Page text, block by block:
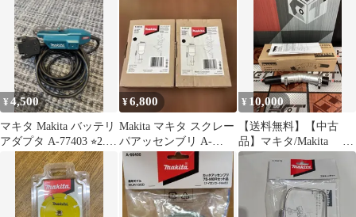
¥4,500
マキタ Makita バッテリ
アダプタ A-77403 ⭐︎2.3
回使用⭐︎
¥6,800
Makita マキタ スクレー
パアッセンブリ A-
68155 2個セット
¥ 10,000
【送料無料】【中古
品】マキタ/Makita A-
75079 角度変更アタ
ッチメント【ハンズク
ラフト島根出雲】